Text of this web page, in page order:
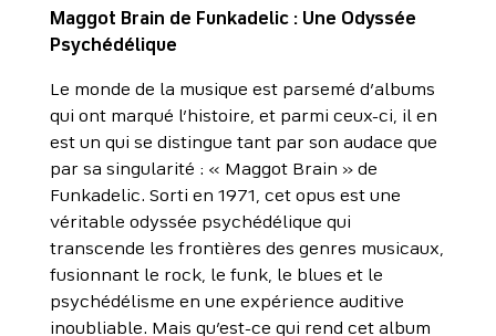
Maggot Brain de Funkadelic : Une Odyssée
Psychédélique
Le monde de la musique est parsemé d’albums
qui ont marqué l’histoire, et parmi ceux-ci, il en
est un qui se distingue tant par son audace que
par sa singularité : « Maggot Brain » de
Funkadelic. Sorti en 1971, cet opus est une
véritable odyssée psychédélique qui
transcende les frontières des genres musicaux,
fusionnant le rock, le funk, le blues et le
psychédélisme en une expérience auditive
inoubliable. Mais qu’est-ce qui rend cet album